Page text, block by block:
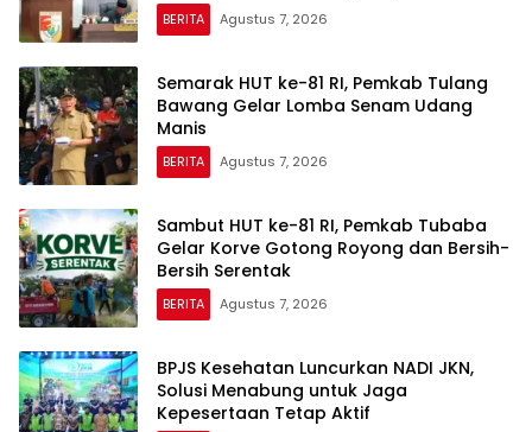
BERITA Agustus 7, 2026
Semarak HUT ke-81 RI, Pemkab Tulang
Bawang Gelar Lomba Senam Udang
Manis
BERITA Agustus 7, 2026
Sambut HUT ke-81 RI, Pemkab Tubaba
Gelar Korve Gotong Royong dan Bersih-
Bersih Serentak
BERITA Agustus 7, 2026
BPJS Kesehatan Luncurkan NADI JKN,
Solusi Menabung untuk Jaga
Kepesertaan Tetap Aktif